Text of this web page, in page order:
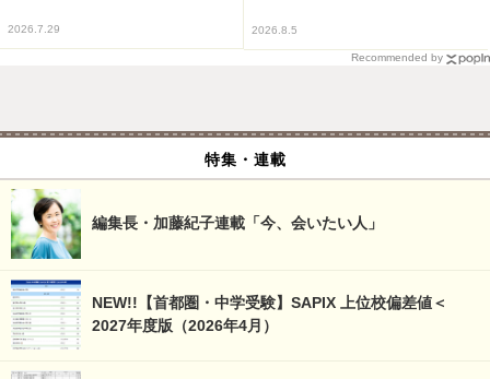
2026.7.29 2026.8.5
Recommended by
特集・連載
編集長・加藤紀子連載「今、会いたい人」
NEW!!【首都圏・中学受験】SAPIX 上位校偏差値＜
2027年度版（2026年4月）